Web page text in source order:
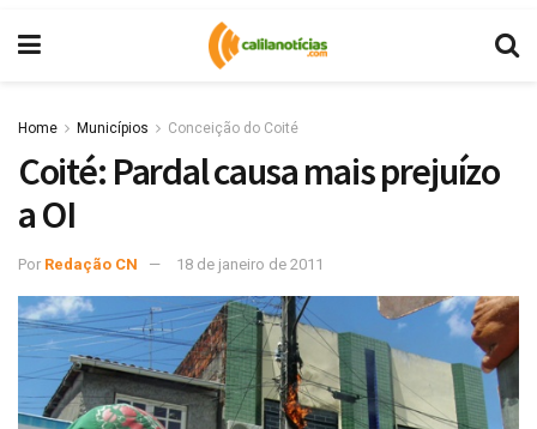
Home Municípios Conceição do Coité
Coité: Pardal causa mais prejuízo
a OI
Por Redação CN 18 de janeiro de 2011